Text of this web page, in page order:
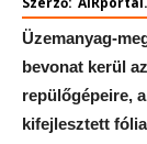
Üzemanyag-
bevonat kerül
repülőgépeire,
kifejlesztett